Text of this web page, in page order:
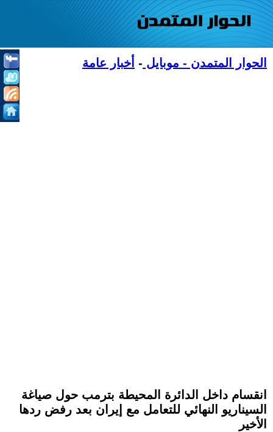
الحوار المتمدن - موبايل - أخبار عامة
انقسام داخل الدائرة المحيطة بترمب حول صياغة
السيناريو النهائي للتعامل مع إيران بعد رفض ردها
الأخير